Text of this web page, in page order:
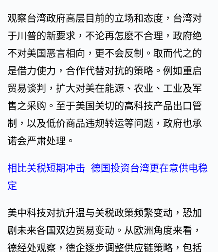
观察台湾政府高层目前的立场和态度，台湾对
于川普的新要求，不论再怎麽不合理，政府绝
不对美国恶言相向，更不会反制。取而代之的
是借力使力，合作代替对抗的策略。例如重启
贸易谈判，扩大对美在能源、农业、工业及军
售之采购。至于美国关切的高科技产品出口管
制，以及低价商品违规转运等问题，政府也承
诺会严肃处理。
相比关税短期冲击 德国投资台湾更在意供电稳
定
美中科技对抗升温与关税政策频繁变动，恐加
剧未来各国双边贸易变动。从欧洲角度来看，
德经处观察，德企逐步调整供应链策略，包括